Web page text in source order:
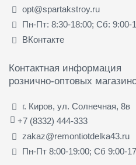
opt@spartakstroy.ru
Пн-Пт: 8:30-18:00; Сб: 9:00-
ВКонтакте
Контактная информация
рознично-оптовых
г. Киров, ул. Солнечная, 8в
+7 (8332) 444-333
zakaz@remontiotdelka43.ru
Пн-Пт 8:00-19:00; Сб 9:00-